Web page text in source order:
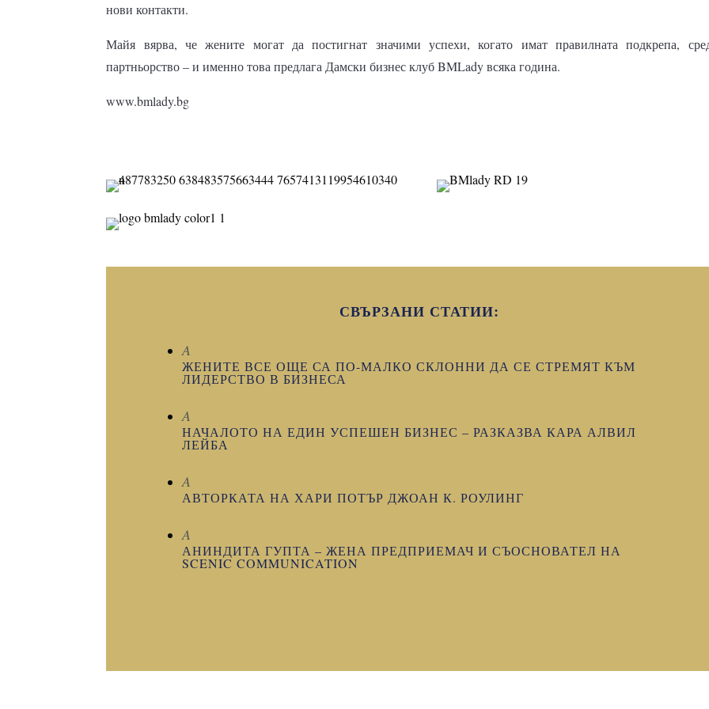
нови контакти.
Майя вярва, че жените могат да постигнат значими успехи, когато имат правилната подкрепа,
партньорство – и именно това предлага Дамски бизнес клуб BMLady всяка година.
www.bmlady.bg
СВЪРЗАНИ СТАТИИ:
A
ЖЕНИТЕ ВСЕ ОЩЕ СА ПО-МАЛКО СКЛОННИ ДА СЕ СТРЕМЯТ КЪМ
ЛИДЕРСТВО В БИЗНЕСА
A
НАЧАЛОТО НА ЕДИН УСПЕШЕН БИЗНЕС – РАЗКАЗВА КАРА АЛВИЛ
ЛЕЙБА
A
АВТОРКАТА НА ХАРИ ПОТЪР ДЖОАН К. РОУЛИНГ
A
АНИНДИТА ГУПТА – ЖЕНА ПРЕДПРИЕМАЧ И СЪОСНОВАТЕЛ НА
SCENIC COMMUNICATION